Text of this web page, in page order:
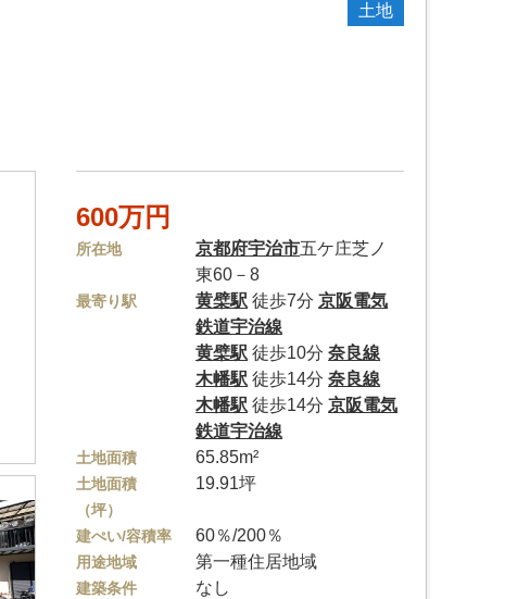
土地
600万円
所在地 京都府宇治市五ケ庄芝ノ
東60－8
最寄り駅 黄檗駅 徒歩7分京阪電気
鉄道宇治線
黄檗駅 徒歩10分奈良線
木幡駅 徒歩14分奈良線
木幡駅 徒歩14分京阪電気
鉄道宇治線
土地面積 65.85m²
土地面積
（坪）
19.91坪
建ぺい/容積率 60％/200％
用途地域 第一種住居地域
建築条件 なし